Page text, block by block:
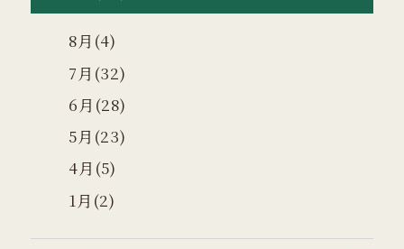
8月(4)
7月(32)
6月(28)
5月(23)
4月(5)
1月(2)